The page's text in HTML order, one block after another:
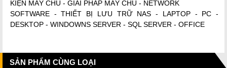
KIỆN MÁY CHỦ - GIẢI PHÁP MÁY CHỦ - NETWORK
SOFTWARE - THIẾT BỊ LƯU TRỮ NAS - LAPTOP - PC -
DESKTOP - WINDOWNS SERVER - SQL SERVER - OFFICE
SẢN PHẨM CÙNG LOẠI